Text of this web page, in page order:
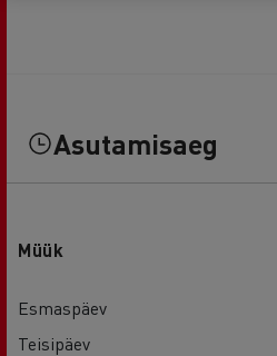
Asutamisaeg
Müük
Esmaspäev
Teisipäev